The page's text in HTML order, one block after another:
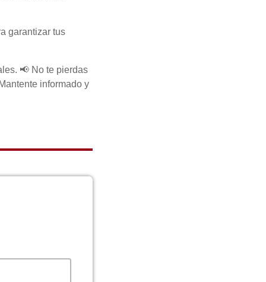
garantizar tus
📢 No te pierdas
informado y